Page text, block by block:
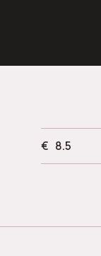
€ 8.5